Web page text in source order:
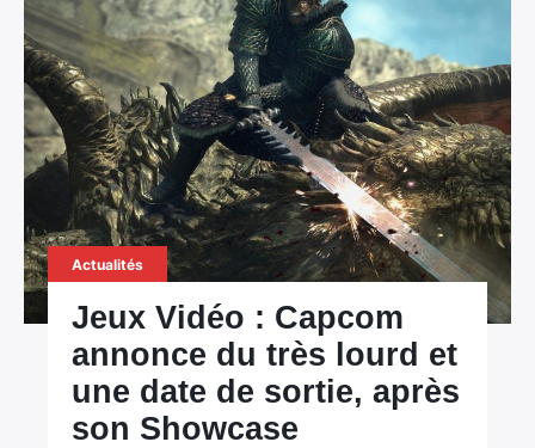
Actualités
Jeux Vidéo : Capcom
annonce du très lourd et
une date de sortie, après
son Showcase
×
Rechercher